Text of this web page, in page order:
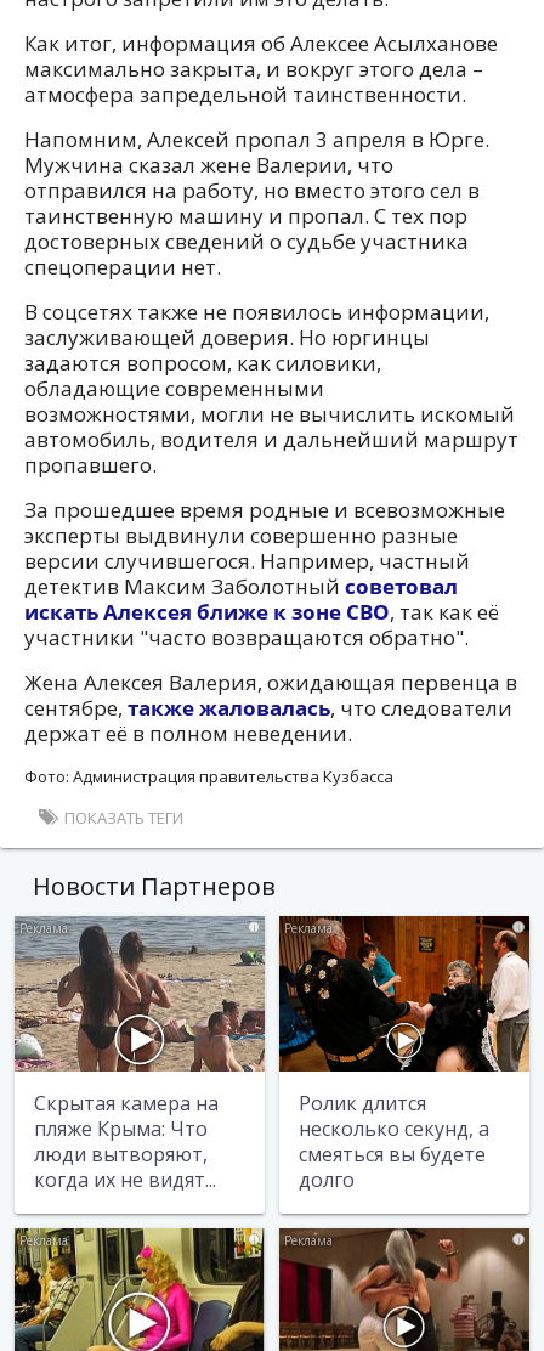
Как итог, информация об Алексее Асылханове
максимально закрыта, и вокруг этого дела –
атмосфера запредельной таинственности.
Напомним, Алексей пропал 3 апреля в Юрге.
Мужчина сказал жене Валерии, что
отправился на работу, но вместо этого сел в
таинственную машину и пропал. С тех пор
достоверных сведений о судьбе участника
спецоперации нет.
В соцсетях также не появилось информации,
заслуживающей доверия. Но юргинцы
задаются вопросом, как силовики,
обладающие современными
возможностями, могли не вычислить искомый
автомобиль, водителя и дальнейший маршрут
пропавшего.
За прошедшее время родные и всевозможные
эксперты выдвинули совершенно разные
версии случившегося. Например, частный
детектив Максим Заболотный советовал
искать Алексея ближе к зоне СВО, так как её
участники "часто возвращаются обратно".
Жена Алексея Валерия, ожидающая первенца в
сентябре, также жаловалась, что следователи
держат её в полном неведении.
Фото: Администрация правительства Кузбасса
ПОКАЗАТЬ ТЕГИ
Новости Партнеров
i
Скрытая камера на
пляже Крыма: Что
люди вытворяют,
когда их не видят...
i
Ролик длится
несколько секунд, а
смеяться вы будете
долго
i i